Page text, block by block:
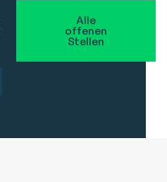
Alle
offenen
Stellen